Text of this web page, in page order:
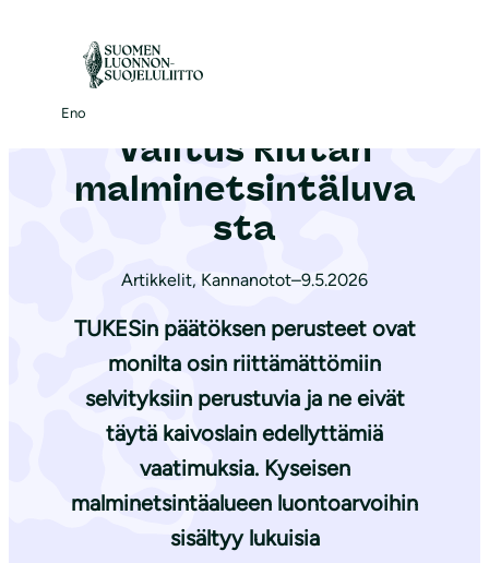
Eno
Etusivu|Ajankohtaista
Valitus Riutan
malminetsintäluva
sta
Artikkelit, Kannanotot–9.5.2026
TUKESin päätöksen perusteet ovat
monilta osin riittämättömiin
selvityksiin perustuvia ja ne eivät
täytä kaivoslain edellyttämiä
vaatimuksia. Kyseisen
malminetsintäalueen luontoarvoihin
sisältyy lukuisia